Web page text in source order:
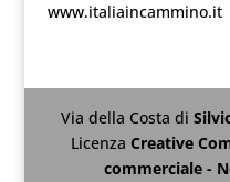
www.italiaincammino.it
Via della Costa di
LicenzaCreative
commerciale -